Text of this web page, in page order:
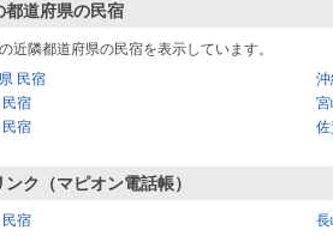
都道府県の民宿
近隣都道府県の民宿を表示しています。
民宿
宿
宿
ンク（マピオン電話帳）
宿